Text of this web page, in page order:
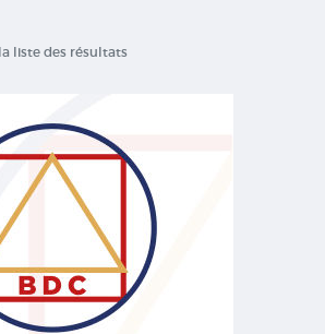
liste des résultats